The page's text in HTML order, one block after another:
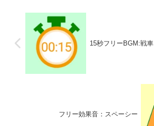
15秒フリーBGM:戦車
フリー効果音：スペーシー